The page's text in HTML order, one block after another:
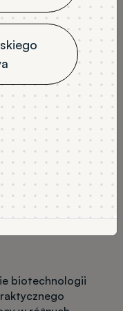
biotechnologii